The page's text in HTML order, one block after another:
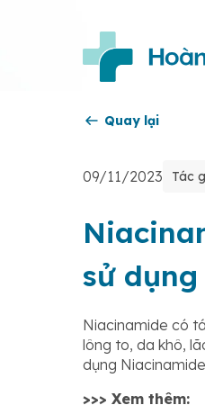
Quay lại
09/11/2023 Tác
sử dụng
Niacinamide có
lông to, da khô,
dụng
>>> Xem thêm: